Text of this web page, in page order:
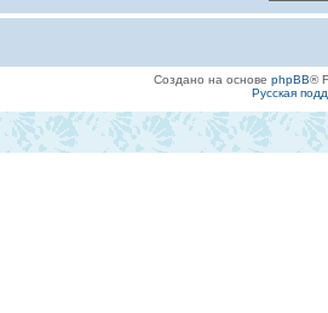
Создано на основе phpBB®
Русская